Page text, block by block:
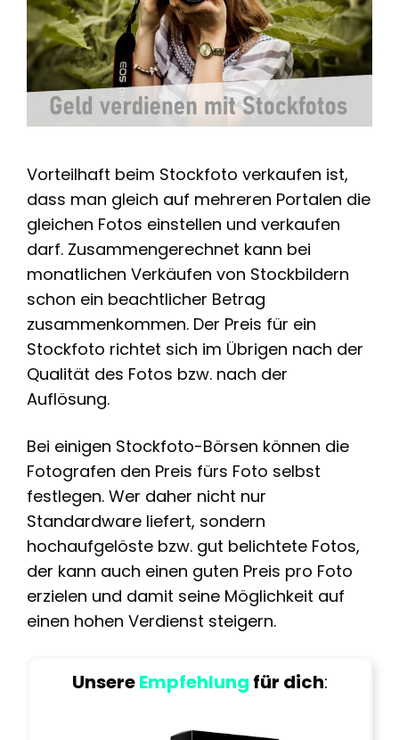
Vorteilhaft beim Stockfoto verkaufen ist,
dass man gleich auf mehreren Portalen die
gleichen Fotos einstellen und verkaufen
darf. Zusammengerechnet kann bei
monatlichen Verkäufen von Stockbildern
schon ein beachtlicher Betrag
zusammenkommen. Der Preis für ein
Stockfoto richtet sich im Übrigen nach der
Qualität des Fotos bzw. nach der
Auflösung.
Bei einigen Stockfoto-Börsen können die
Fotografen den Preis fürs Foto selbst
festlegen. Wer daher nicht nur
Standardware liefert, sondern
hochaufgelöste bzw. gut belichtete Fotos,
der kann auch einen guten Preis pro Foto
erzielen und damit seine Möglichkeit auf
einen hohen Verdienst steigern.
UnsereEmpfehlung für dich: